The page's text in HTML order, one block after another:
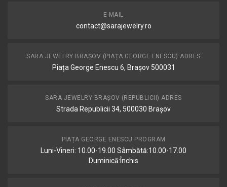
E-MAIL
contact@sarajewelry.ro
SARA JEWELRY BRAȘOV (PIAȚA GEORGE ENESCU) ADRES
Piața George Enescu 6, Brașov 500031
SARA JEWELRY BRAȘOV (REPUBLICII) ADRES
Strada Republicii 34, 500030 Brașov
PIAȚA GEORGE ENESCU PROGRAM
Luni-Vineri: 10.00-19.00 Sâmbătă:10.00-17.00
Duminică:Închis